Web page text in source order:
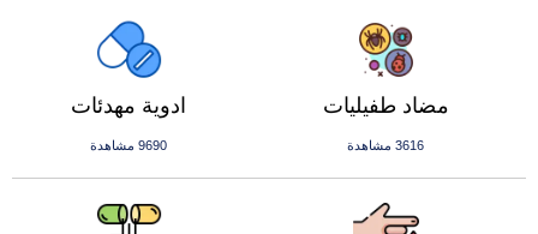
ادوية مهدئات
9690 مشاهدة
مضاد طفيليات
3616 مشاهدة